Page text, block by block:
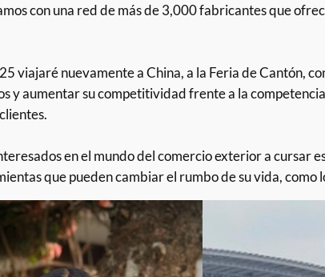
con una red de más de 3,000 fabricantes que
viajaré nuevamente a China, a la Feria de Cantón,
y aumentar su competitividad frente a la
en el mundo del comercio exterior a cursar
que pueden cambiar el rumbo de su vida, como